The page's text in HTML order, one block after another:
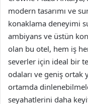
modern tasarımı ve
konaklama deneyimi
ambiyans ve üstün
olan bu otel, hem iş
severler için ideal bir
odaları ve geniş ortak
ortamda
seyahatlerini daha